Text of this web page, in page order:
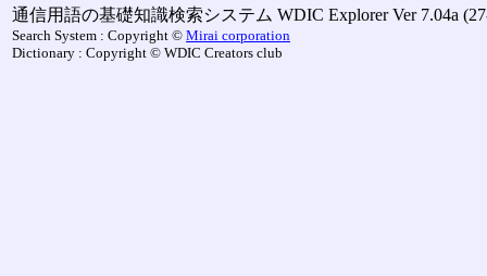
通信用語の基礎知識検索システム WDIC Explorer Ver 7.04a
Search System : Copyright © Mirai corporation
Dictionary : Copyright © WDIC Creators club